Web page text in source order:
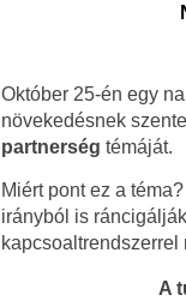
Október 25-én egy
növekedésnek
partnerség témáját.
Miért pont ez a
irányból is
A